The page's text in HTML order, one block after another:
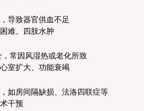
导致器官供血不足
难、四肢水肿
常因风湿热或老化所致
室扩大、功能衰竭
如房间隔缺损、法洛四联症等
干预